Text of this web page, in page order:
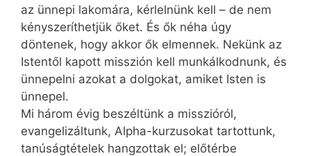
az ünnepi lakomára, kérlelnünk kell – de nem
kényszeríthetjük őket. És ők néha úgy
döntenek, hogy akkor ők elmennek. Nekünk az
Istentől kapott misszión kell munkálkodnunk, és
ünnepelni azokat a dolgokat, amiket Isten is
ünnepel.
Mi három évig beszéltünk a misszióról,
evangelizáltunk, Alpha-kurzusokat tartottunk,
tanúságtételek hangzottak el; előtérbe